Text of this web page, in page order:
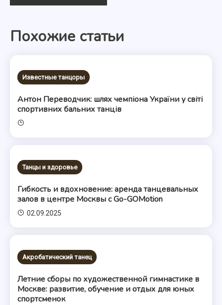
записям
Похожие статьи
Известные танцоры
Антон Переводчик: шлях чемпіона України у світі
спортивних бальних танців
Танцы и здоровье
Гибкость и вдохновение: аренда танцевальных
залов в центре Москвы с Go-GOMotion
02.09.2025
Акробатический танец
Летние сборы по художественной гимнастике в
Москве: развитие, обучение и отдых для юных
спортсменок